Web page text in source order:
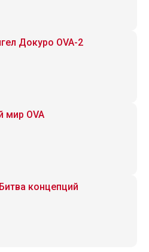
Докуро OVA-2
мир OVA
концепций